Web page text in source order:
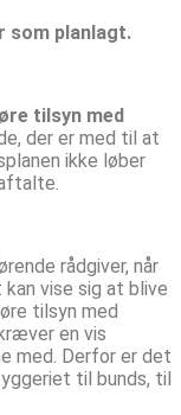
som planlagt.
tilsyn med
der er med til at
ikke løber
rådgiver, når
vise sig at blive
tilsyn med
en vis
med. Derfor er det
til bunds, til